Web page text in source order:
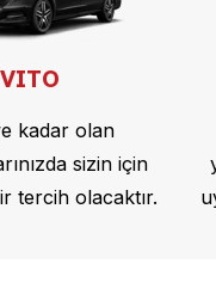
VITO
kadar olan
sizin için
tercih olacaktır.